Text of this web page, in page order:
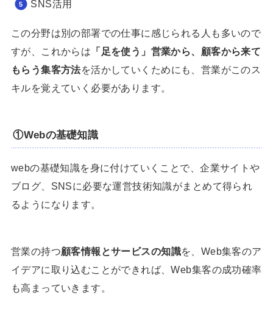
SNS活用
この分野は別の部署での仕事に感じられる人も多いので
すが、これからは 「足を使う」営業から、顧客から来て
もらう集客方法を活かしていくためにも、営業がこのス
キルを覚えていく必要があります。
①Webの基礎知識
webの基礎知識を身に付けていくことで、企業サイトや
ブログ、SNSに必要な運営技術知識がまとめて得られ
るようになります。
営業の持つ顧客情報とサービスの知識を、Web集客のア
イデアに取り込むことができれば、Web集客の成功確率
も高まっていきます。